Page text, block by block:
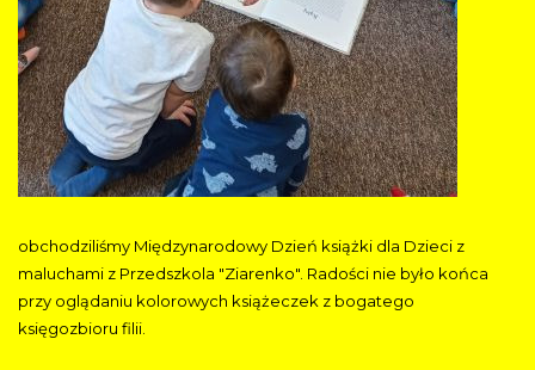
obchodziliśmy Międzynarodowy Dzień książki dla Dzieci z
maluchami z Przedszkola "Ziarenko". Radości nie było końca
przy oglądaniu kolorowych książeczek z bogatego
księgozbioru filii.